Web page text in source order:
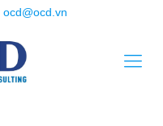
ocd@ocd.vn